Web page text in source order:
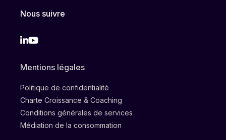
Nous suivre
Linkedin
Instagram
Mentions légales
Politique de confidentialité
Charte Croissance & Coaching
Conditions générales de services
Médiation de la consommation